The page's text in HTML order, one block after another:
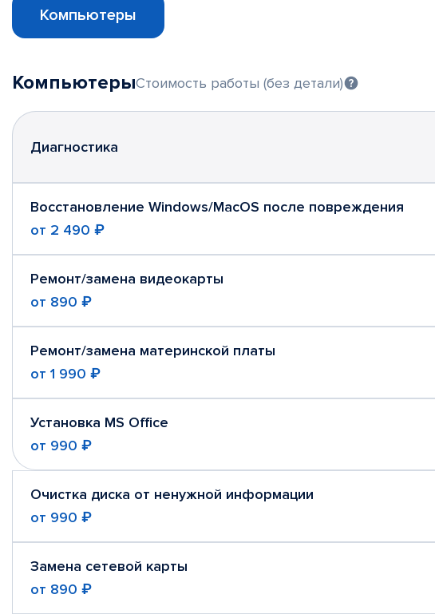
Компьютеры
КомпьютерыСтоимость работы (без детали)
Диагностика
Восстановление Windows/MacOS после повреждения
от 2 490 ₽
Ремонт/замена видеокарты
от 890 ₽
Ремонт/замена материнской платы
от 1 990 ₽
Установка MS Office
от 990 ₽
Очистка диска от ненужной информации
от 990 ₽
Замена сетевой карты
от 890 ₽